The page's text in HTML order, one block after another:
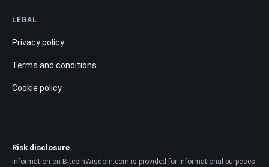
LEGAL
Privacy policy
Terms and conditions
Cookie policy
Risk disclosure
Information on BitcoinWisdom.com is provided for informational purposes